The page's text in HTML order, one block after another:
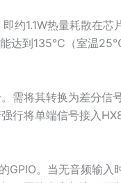
约1.1W热量耗散在
达到135℃（室温25℃
需将其转换为差分信
行将单端信号接入
GPIO。当无音频输